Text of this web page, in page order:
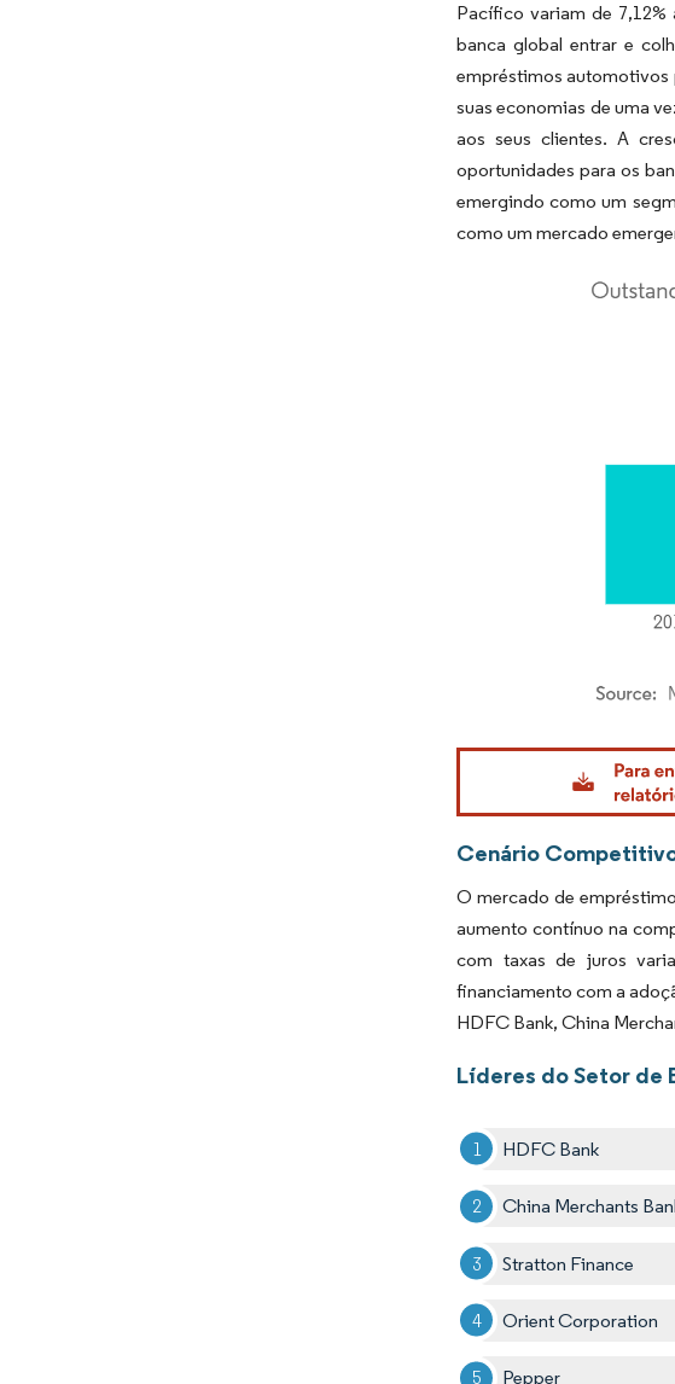
Pacífico variam de
banca global entrar e
empréstimos automotivos
suas economias de uma
aos seus clientes. A
oportunidades para os
emergindo como um
como um mercado
Imagem © Mordor Intelligence.
Cenário
O mercado de
aumento contínuo na
com taxas de juros
financiamento com a
HDFC Bank, China
Líderes do Setor de
HDFC Bank
China Merchants
Stratton Finance
Orient Corporation
Pepper